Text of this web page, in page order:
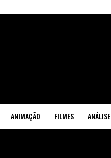
ANIMAÇÃO FILMES ANÁLISE